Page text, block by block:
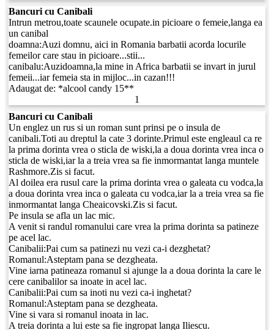
Bancuri cu Canibali
Intrun metrou,toate scaunele ocupate.in picioare o femeie,langa ea
un canibal
doamna:Auzi domnu, aici in Romania barbatii acorda locurile
femeilor care stau in picioare...stii...
canibalu:Auzidoamna,la mine in Africa barbatii se invart in jurul
femeii...iar femeia sta in mijloc...in cazan!!!
Adaugat de: *alcool candy 15**
1
Bancuri cu Canibali
Un englez un rus si un roman sunt prinsi pe o insula de
canibali.Toti au dreptul la cate 3 dorinte.Primul este engleaul ca re
la prima dorinta vrea o sticla de wiski,la a doua dorinta vrea inca o
sticla de wiski,iar la a treia vrea sa fie inmormantat langa muntele
Rashmore.Zis si facut.
Al doilea era rusul care la prima dorinta vrea o galeata cu vodca,la
a doua dorinta vrea inca o galeata cu vodca,iar la a treia vrea sa fie
inmormantat langa Cheaicovski.Zis si facut.
Pe insula se afla un lac mic.
A venit si randul romanului care vrea la prima dorinta sa patineze
pe acel lac.
Canibalii:Pai cum sa patinezi nu vezi ca-i dezghetat?
Romanul:Asteptam pana se dezgheata.
Vine iarna patineaza romanul si ajunge la a doua dorinta la care le
cere canibalilor sa inoate in acel lac.
Canibalii:Pai cum sa inoti nu vezi ca-i inghetat?
Romanul:Asteptam pana se dezgheata.
Vine si vara si romanul inoata in lac.
A treia dorinta a lui este sa fie ingropat langa Iliescu.